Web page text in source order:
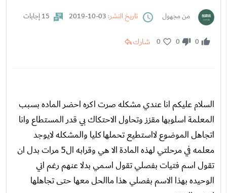
من مجهول تاريخ النشر: 15 إجابات
0
0
0 شارك
السلام عليكم انا عندي مشكله صرت اكره احضر الماده بسبب
المعلمة اسلوبها مقزز وتحاول الاحتكاك بي قدر المستطاع وانا
اتجاهل الموضوع لااستطيع تحملها كليا والمشكله لايوجد
معلمه في مرحلتي لهذه المادة الا هي وقرابه ال5 مرات بدل ان
تقول اسم فتيات بفصلي تقول اسمي بدلا عنهم رغم اني
الوحيده بهذا الاسم بفصلي هذا ماالحل معها حتى تجاهلها